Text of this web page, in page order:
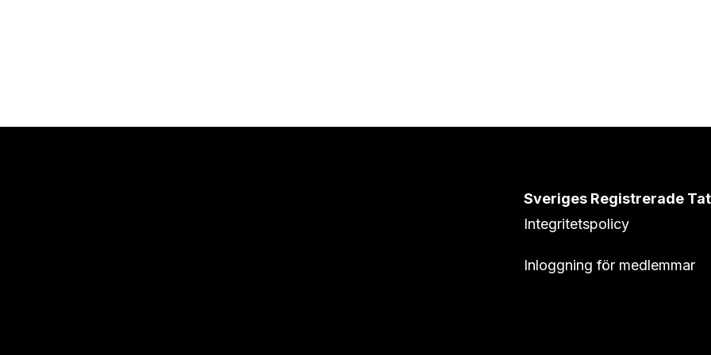
Sveriges Registrerade
Integritetspolicy
Inloggning för medlemmar